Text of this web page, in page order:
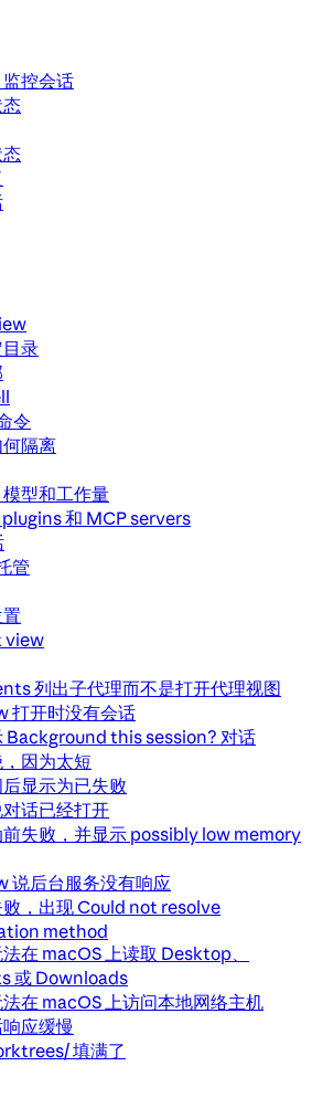
控会话
录
令
隔离
型和工作量
和 MCP servers
管
view
列出子代理而不是打开代理视图
打开时没有会话
Background this session? 对话
因为太短
显示为已失败
话已经打开
失败，并显示 possibly low memory
说后台服务没有响应
败，出现 Could not resolve
method
在 macOS 上读取 Desktop、
或 Downloads
在 macOS 上访问本地网络主机
应缓慢
填满了